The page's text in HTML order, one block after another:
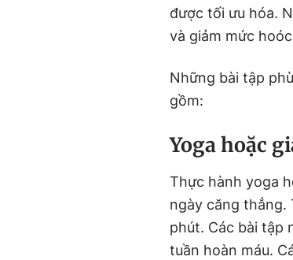
được tối ưu hóa.
và giảm mức
Những bài tập
gồm:
Yoga hoặc
Thực hành yoga
ngày căng thẳng.
phút. Các bài tập
tuần hoàn máu.